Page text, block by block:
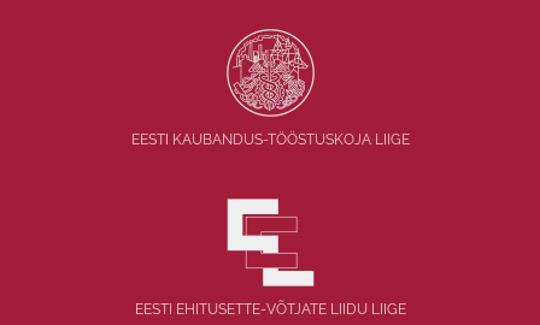
EESTI KAUBANDUS-TÖÖSTUSKOJA LIIGE
EESTI EHITUSETTE-VÕTJATE LIIDU LIIGE